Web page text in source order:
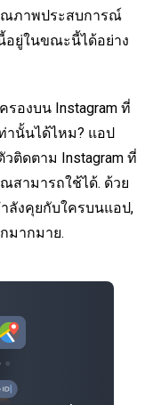
ณภาพประสบการณ์
อยู่ในขณะนี้ได้อย่าง
องบน Instagram ที่
านั้นได้ไหม? แอป
วติดตาม Instagram ที่
สามารถใช้ได้. ด้วย
ลังคุยกับใครบนแอป,
มากมาย.